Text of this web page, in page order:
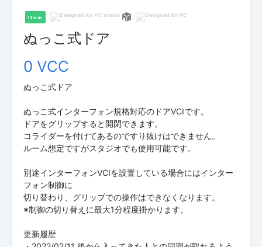
Item
ぬっこ式ドア
0 VCC
ぬっこ式ドア
ぬっこ式インターフォン規格対応のドアVCIです。
ドアをグリップすると開閉できます。
コライダーを付けてあるのですり抜けはできません。
ルーム想定ですがスタジオでも使用可能です。
別途インターフォンVCIを設置している場合にはインター
フォン制御に
切り替わり、グリップでの操作はできなくなります。
※制御の切り替えに最大1分程度掛かります。
更新履歴